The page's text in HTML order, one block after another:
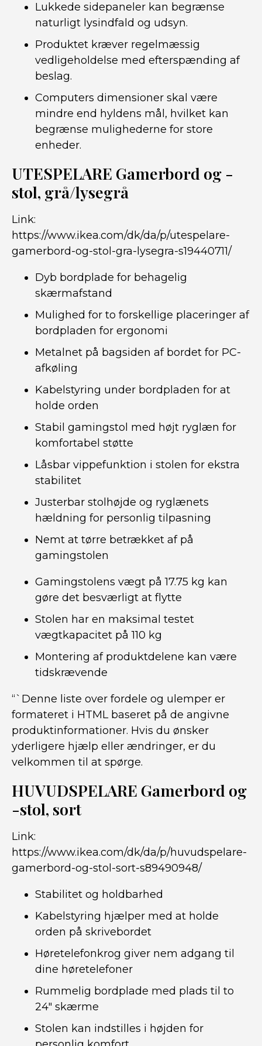
Lukkede sidepaneler kan begrænse
naturligt lysindfald og udsyn.
Produktet kræver regelmæssig
vedligeholdelse med efterspænding af
beslag.
Computers dimensioner skal være
mindre end hyldens mål, hvilket kan
begrænse mulighederne for store
enheder.
UTESPELARE Gamerbord og -
stol, grå/lysegrå
Link:
https://www.ikea.com/dk/da/p/utespelare-
gamerbord-og-stol-gra-lysegra-s19440711/
Dyb bordplade for behagelig
skærmafstand
Mulighed for to forskellige placeringer af
bordpladen for ergonomi
Metalnet på bagsiden af bordet for PC-
afkøling
Kabelstyring under bordpladen for at
holde orden
Stabil gamingstol med højt ryglæn for
komfortabel støtte
Låsbar vippefunktion i stolen for ekstra
stabilitet
Justerbar stolhøjde og ryglænets
hældning for personlig tilpasning
Nemt at tørre betrækket af på
gamingstolen
Gamingstolens vægt på 17.75 kg kan
gøre det besværligt at flytte
Stolen har en maksimal testet
vægtkapacitet på 110 kg
Montering af produktdelene kan være
tidskrævende
“`Denne liste over fordele og ulemper er
formateret i HTML baseret på de angivne
produktinformationer. Hvis du ønsker
yderligere hjælp eller ændringer, er du
velkommen til at spørge.
HUVUDSPELARE Gamerbord og
-stol, sort
Link:
https://www.ikea.com/dk/da/p/huvudspelare-
gamerbord-og-stol-sort-s89490948/
Stabilitet og holdbarhed
Kabelstyring hjælper med at holde
orden på skrivebordet
Høretelefonkrog giver nem adgang til
dine høretelefoner
Rummelig bordplade med plads til to
24″ skærme
Stolen kan indstilles i højden for